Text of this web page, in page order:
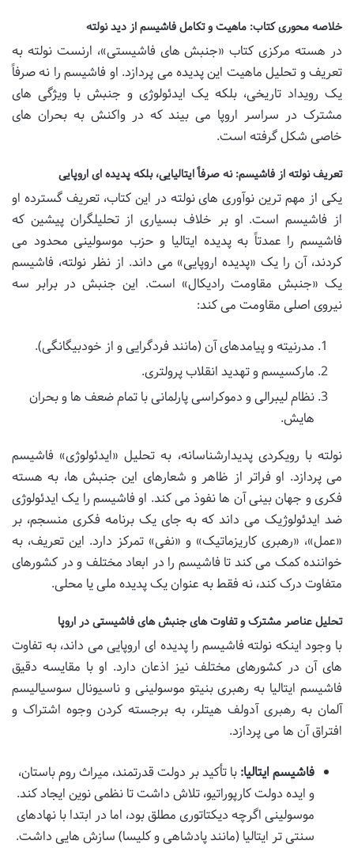
خلاصه محوری کتاب: ماهیت و تکامل فاشیسم از دید نولته
در هسته مرکزی کتاب «جنبش های فاشیستی»، ارنست نولته به
تعریف و تحلیل ماهیت این پدیده می پردازد. او فاشیسم را نه صرفاً
یک رویداد تاریخی، بلکه یک ایدئولوژی و جنبش با ویژگی های
مشترک در سراسر اروپا می بیند که در واکنش به بحران های
خاصی شکل گرفته است.
تعریف نولته از فاشیسم: نه صرفاً ایتالیایی، بلکه پدیده ای اروپایی
یکی از مهم ترین نوآوری های نولته در این کتاب، تعریف گسترده او
از فاشیسم است. او بر خلاف بسیاری از تحلیلگران پیشین که
فاشیسم را عمدتاً به پدیده ایتالیا و حزب موسولینی محدود می
کردند، آن را یک «پدیده اروپایی» می داند. از نظر نولته، فاشیسم
یک «جنبش مقاومت رادیکال» است. این جنبش در برابر سه
نیروی اصلی مقاومت می کند:
مدرنیته و پیامدهای آن (مانند فردگرایی و از خودبیگانگی).
مارکسیسم و تهدید انقلاب پرولتری.
نظام لیبرالی و دموکراسی پارلمانی با تمام ضعف ها و بحران
هایش.
نولته با رویکردی پدیدارشناسانه، به تحلیل «ایدئولوژی» فاشیسم
می پردازد. او فراتر از ظاهر و شعارهای این جنبش ها، به هسته
فکری و جهان بینی آن ها نفوذ می کند. او فاشیسم را یک ایدئولوژی
ضد ایدئولوژیک می داند که به جای یک برنامه فکری منسجم، بر
«عمل»، «رهبری کاریزماتیک» و «نفی» تمرکز دارد. این تعریف، به
خواننده کمک می کند تا فاشیسم را در ابعاد مختلف و در کشورهای
متفاوت درک کند، نه فقط به عنوان یک پدیده ملی یا محلی.
تحلیل عناصر مشترک و تفاوت های جنبش های فاشیستی در اروپا
با وجود اینکه نولته فاشیسم را پدیده ای اروپایی می داند، به تفاوت
های آن در کشورهای مختلف نیز اذعان دارد. او با مقایسه دقیق
فاشیسم ایتالیا به رهبری بنیتو موسولینی و ناسیونال سوسیالیسم
آلمان به رهبری آدولف هیتلر، به برجسته کردن وجوه اشتراک و
افتراق آن ها می پردازد.
فاشیسم ایتالیا: با تأکید بر دولت قدرتمند، میراث روم باستان،
و ایده دولت کارپوراتیو، تلاش داشت تا نظمی نوین ایجاد کند.
موسولینی اگرچه دیکتاتوری مطلق بود، اما در ابتدا با نهادهای
سنتی تر ایتالیا (مانند پادشاهی و کلیسا) سازش هایی داشت.